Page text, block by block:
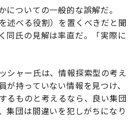
ついての一般的な誤解だ。
述べる役割）を置くべきだと聞
同氏の見解は率直だ。「実際に
シャー氏は、情報探索型の考え
持っていない情報を見つけ、
るものと考えるなら、良い集団
集団は間違いを犯しがちになり